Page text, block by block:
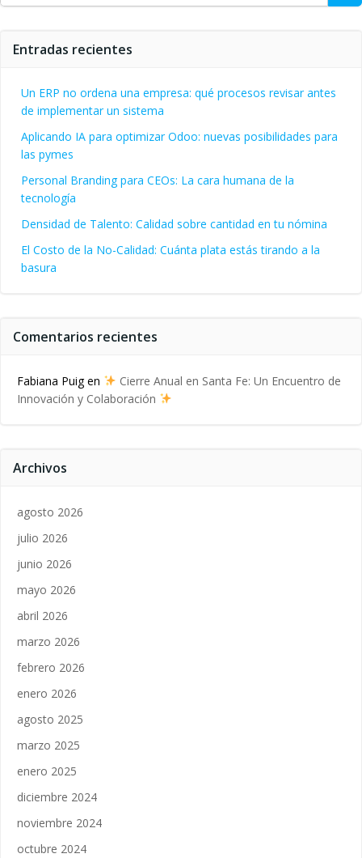
Entradas recientes
Un ERP no ordena una empresa: qué procesos revisar antes
de implementar un sistema
Aplicando IA para optimizar Odoo: nuevas posibilidades para
las pymes
Personal Branding para CEOs: La cara humana de la
tecnología
Densidad de Talento: Calidad sobre cantidad en tu nómina
El Costo de la No-Calidad: Cuánta plata estás tirando a la
basura
Comentarios recientes
Fabiana Puigen
Cierre Anual en Santa Fe: Un Encuentro de
Innovación y Colaboración
Archivos
agosto 2026
julio 2026
junio 2026
mayo 2026
abril 2026
marzo 2026
febrero 2026
enero 2026
agosto 2025
marzo 2025
enero 2025
diciembre 2024
noviembre 2024
octubre 2024